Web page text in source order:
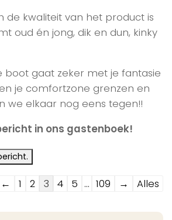
de kwaliteit van het product is
oud én jong, dik en dun, kinky
boot gaat zeker met je fantasie
je comfortzone grenzen en
we elkaar nog eens tegen!!
in ons gastenboek!
Navigatie
de
← 1 2 3 4 5 ... 109 →
Alles